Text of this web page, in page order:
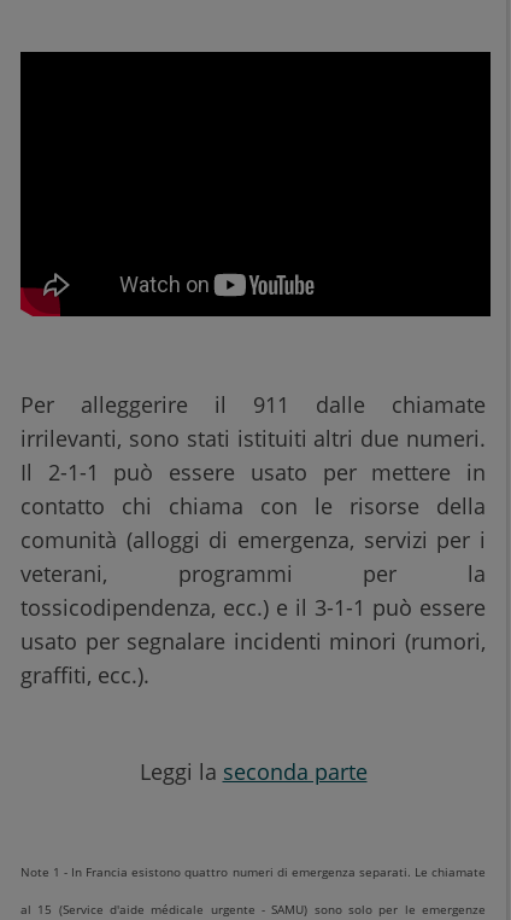
Per alleggerire il 911 dalle chiamate
irrilevanti, sono stati istituiti altri due numeri.
Il 2-1-1 può essere usato per mettere in
contatto chi chiama con le risorse della
comunità (alloggi di emergenza, servizi per i
veterani, programmi per la
tossicodipendenza, ecc.) e il 3-1-1 può essere
usato per segnalare incidenti minori (rumori,
graffiti, ecc.).
Leggi la seconda parte
Note 1 - In Francia esistono quattro numeri di emergenza separati. Le chiamate
al 15 (Service d'aide médicale urgente - SAMU) sono solo per le emergenze